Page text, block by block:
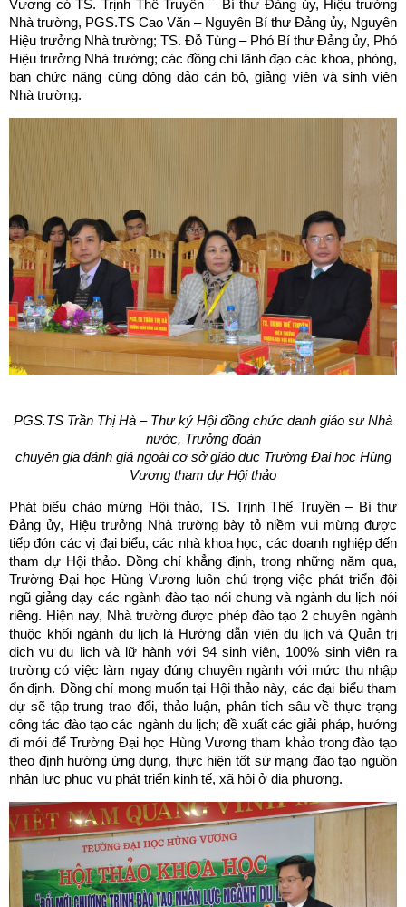
Vương có TS. Trịnh Thế Truyền – Bí thư Đảng ủy, Hiệu trưởng
Nhà trường, PGS.TS Cao Văn – Nguyên Bí thư Đảng ủy, Nguyên
Hiệu trưởng Nhà trường; TS. Đỗ Tùng – Phó Bí thư Đảng ủy, Phó
Hiệu trưởng Nhà trường; các đồng chí lãnh đạo các khoa, phòng,
ban chức năng cùng đông đảo cán bộ, giảng viên và sinh viên
Nhà trường.
PGS.TS Trần Thị Hà – Thư ký Hội đồng chức danh giáo sư Nhà
nước, Trưởng đoàn
chuyên gia đánh giá ngoài cơ sở giáo dục Trường Đại học Hùng
Vương tham dự Hội thảo
Phát biểu chào mừng Hội thảo, TS. Trịnh Thế Truyền – Bí thư
Đảng ủy, Hiệu trưởng Nhà trường bày tỏ niềm vui mừng được
tiếp đón các vị đại biểu, các nhà khoa học, các doanh nghiệp đến
tham dự Hội thảo. Đồng chí khẳng định, trong những năm qua,
Trường Đại học Hùng Vương luôn chú trọng việc phát triển đội
ngũ giảng dạy các ngành đào tạo nói chung và ngành du lịch nói
riêng. Hiện nay, Nhà trường được phép đào tạo 2 chuyên ngành
thuộc khối ngành du lịch là Hướng dẫn viên du lịch và Quản trị
dịch vụ du lịch và lữ hành với 94 sinh viên, 100% sinh viên ra
trường có việc làm ngay đúng chuyên ngành với mức thu nhập
ổn định. Đồng chí mong muốn tại Hội thảo này, các đại biểu tham
dự sẽ tập trung trao đổi, thảo luận, phân tích sâu về thực trạng
công tác đào tạo các ngành du lịch; đề xuất các giải pháp, hướng
đi mới để Trường Đại học Hùng Vương tham khảo trong đào tạo
theo định hướng ứng dụng, thực hiện tốt sứ mạng đào tạo nguồn
nhân lực phục vụ phát triển kinh tế, xã hội ở địa phương.